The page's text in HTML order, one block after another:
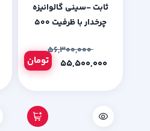
ثابت -سینی گالوانیزه
چرخدار با ظرفیت 500
۵۶,۳۰۰,۰۰۰
تومان